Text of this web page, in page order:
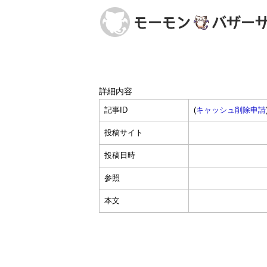
詳細内容
記事ID (キャッシュ削除申請
投稿サイト
投稿日時
参照
本文